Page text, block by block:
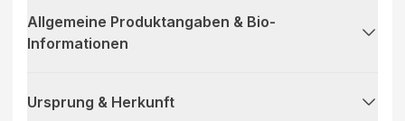
Allgemeine Produktangaben & Bio-
Informationen
Ursprung & Herkunft